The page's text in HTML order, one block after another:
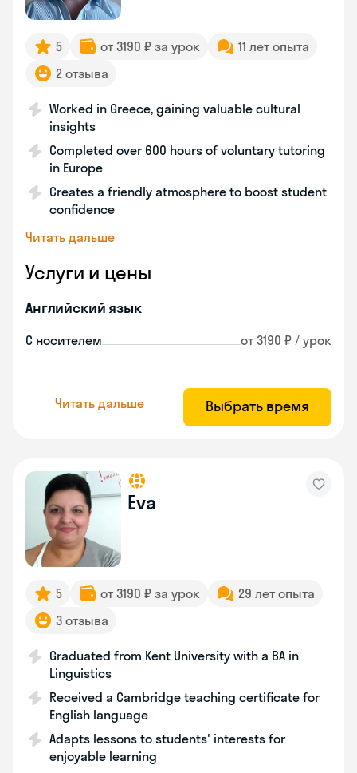
5 от 3190 ₽ за урок
11 лет опыта
2 отзыва
Worked in Greece, gaining valuable cultural
insights
Completed over 600 hours of voluntary tutoring
in Europe
Creates a friendly atmosphere to boost student
confidence
Читать дальше
Услуги и цены
Английский язык
С носителем от 3190 ₽ / урок
Читать дальше Выбрать время
Eva
5 от 3190 ₽ за урок
29 лет опыта
3 отзыва
Graduated from Kent University with a BA in
Linguistics
Received a Cambridge teaching certificate for
English language
Adapts lessons to students' interests for
enjoyable learning